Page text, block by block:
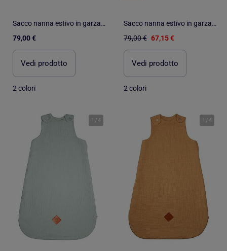
Sacco nanna estivo in garza di cotone - tog 0.5 | SEVIRA KIDS
79,00 €
Vedi prodotto
2 colori
Sacco nanna estivo in garza di cotone - tog 0.5 | SEVIRA KIDS
79,00 € 67,15 €
Vedi prodotto
2 colori
1 /4 1 /4